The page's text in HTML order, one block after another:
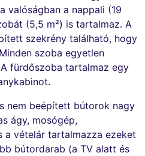
valóságban a nappali (19
(5,5 m²) is tartalmaz. A
szekrény található, hogy
szoba egyetlen
fürdőszoba tartalmaz egy
nem beépített bútorok nagy
ágy, mosógép,
a vételár tartalmazza ezeket
bútordarab (a TV alatt és